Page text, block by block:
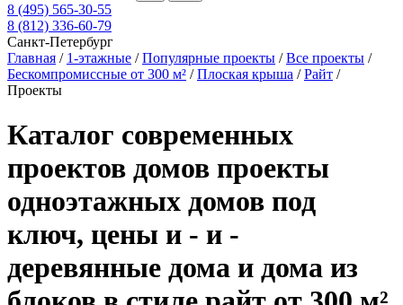
8 (495) 565-30-55
8 (812) 336-60-79
Санкт-Петербург
Главная / 1-этажные /Популярные проекты /Все проекты /
Бескомпромиссные от 300 м² /Плоская крыша /Райт /
Проекты
Каталог современных
проектов домов проекты
одноэтажных домов под
ключ, цены и - и -
деревянные дома и дома из